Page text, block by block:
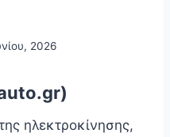
2026
ηλεκτροκίνησης,